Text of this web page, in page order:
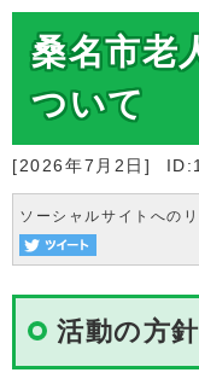
桑名市老
ついて
[2026年7月2日]
ソーシャルサイトへの
活動の方針